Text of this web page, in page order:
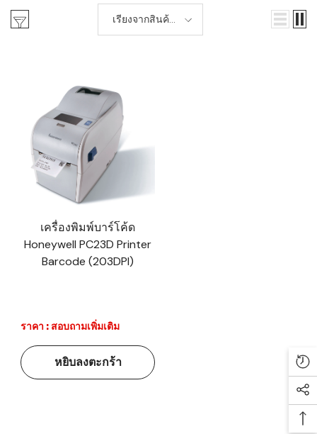
เรียงจากสินค้า
ใหม่-เก่า
เครื่องพิมพ์บาร์โค้ด
Honeywell PC23D Printer
Barcode (203DPI)
ราคา : สอบถามเพิ่มเติม
หยิบลงตะกร้า